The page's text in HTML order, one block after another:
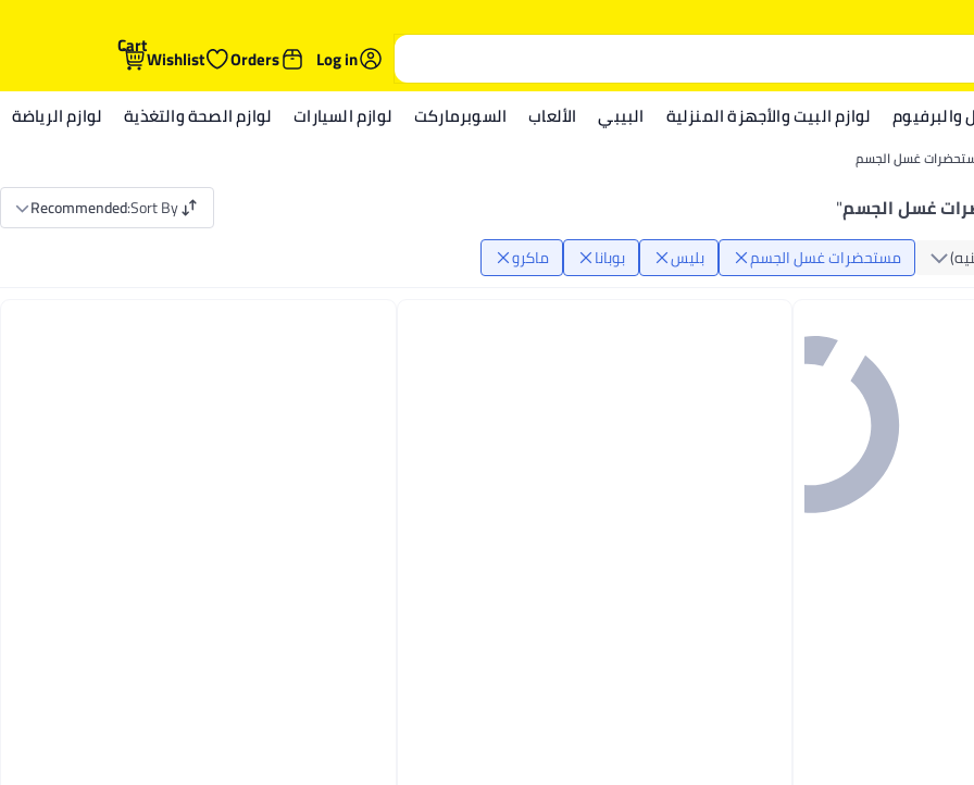
Log in
Orders
Wishlist
Cart
والبرفيوم لوازم البيت والأجهزة المنزلية البيبي الألعاب السوبرماركت لوازم السيارات لوازم الصحة والتغذية لوازم الرياضة
غسل الجسم
غسل الجسم"
Sort By
:
Recommended
مستحضرات غسل الجسم بليس بوبانا ماكرو